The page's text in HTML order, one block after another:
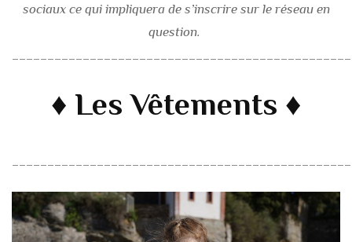
sociaux ce qui impliquera de s’inscrire sur le réseau en
question.
♦ Les Vêtements ♦